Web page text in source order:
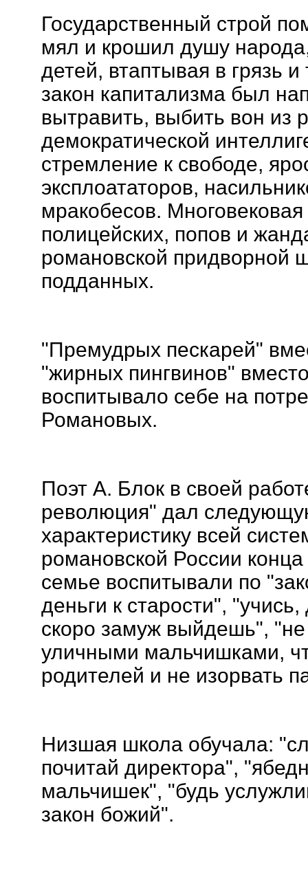
Государственный строй
мял и крошил душу
детей, втаптывая в грязь
закон капитализма был
вытравить, выбить вон из
демократической
стремление к свободе,
эксплоататоров,
мракобесов.
полицейских, попов и
романовской придворной
подданных.
"Премудрых пескарей"
"жирных пингвинов"
воспитывало себе на
Романовых.
Поэт А. Блок в своей
революция" дал
характеристику всей
романовской России
семье воспитывали по
деньги к старости",
скоро замуж выйдешь", "не
уличными мальчишками,
родителей и не изорвать
Низшая школа обучала:
почитай директора",
мальчишек", "будь
закон божий".